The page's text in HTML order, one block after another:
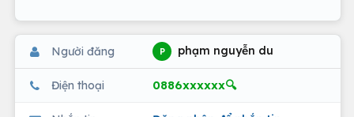
Người đăng P phạm nguyễn du
Điện thoại 0886xxxxxx🔍